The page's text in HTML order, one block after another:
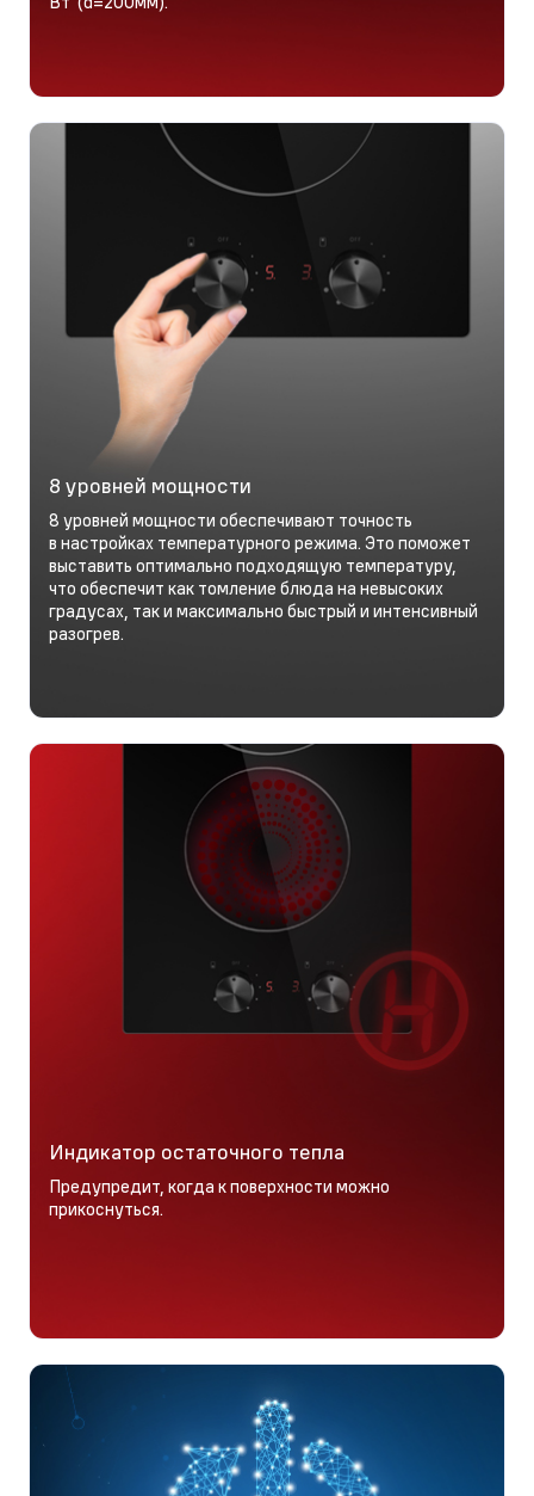
8 уровней мощности
8 уровней мощности обеспечивают точность
в настройках температурного режима. Это поможет
выставить оптимально подходящую температуру,
что обеспечит как томление блюда на невысоких
градусах, так и максимально быстрый и интенсивный
разогрев.
Индикатор остаточного тепла
Предупредит, когда к поверхности можно
прикоснуться.